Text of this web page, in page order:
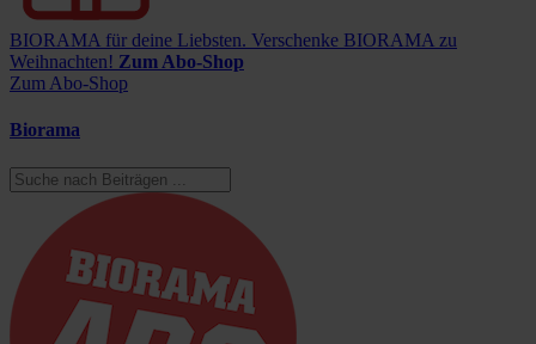
BIORAMA für deine Liebsten. Verschenke BIORAMA zu
Weihnachten! Zum Abo-Shop
Zum Abo-Shop
Biorama